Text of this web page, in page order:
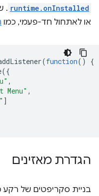
runtime.onInstalled
.
או לאתחול חד-פעמי, כמו
(function()
{
({
,
Menu" ,
]
הגדרת מאזינים
בניית סקריפטים של רקע